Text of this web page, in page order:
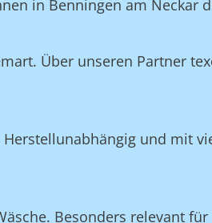
in Benningen am Neckar
Über unseren Partner
und mit
Besonders relevant für